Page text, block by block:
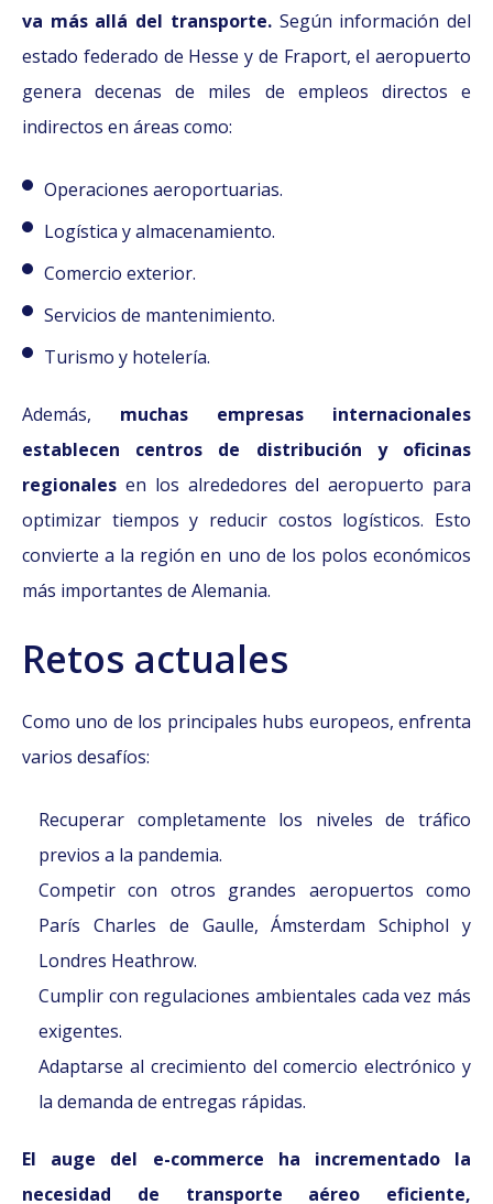
va más allá del transporte.Según información del
estado federado de Hesse y de Fraport, el aeropuerto
genera decenas de miles de empleos directos e
indirectos en áreas como:
Operaciones aeroportuarias.
Logística y almacenamiento.
Comercio exterior.
Servicios de mantenimiento.
Turismo y hotelería.
Además, muchas empresas internacionales
establecen centros de distribución y oficinas
regionales en los alrededores del aeropuerto para
optimizar tiempos y reducir costos logísticos. Esto
convierte a la región en uno de los polos económicos
más importantes de Alemania.
Retos actuales
Como uno de los principales hubs europeos, enfrenta
varios desafíos:
Recuperar completamente los niveles de tráfico
previos a la pandemia.
Competir con otros grandes aeropuertos como
París Charles de Gaulle, Ámsterdam Schiphol y
Londres Heathrow.
Cumplir con regulaciones ambientales cada vez más
exigentes.
Adaptarse al crecimiento del comercio electrónico y
la demanda de entregas rápidas.
El auge del e-commerce ha incrementado la
necesidad de transporte aéreo eficiente,